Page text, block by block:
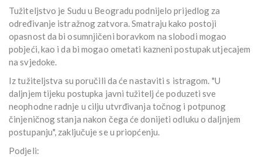
Tužiteljstvo je Sudu u Beogradu podnijelo prijedlog za
određivanje istražnog zatvora. Smatraju kako postoji
opasnost da bi osumnjičeni boravkom na slobodi mogao
pobjeći, kao i da bi mogao ometati kazneni postupak utjecajem
na svjedoke.
Iz tužiteljstva su poručili da će nastaviti s istragom. "U
daljnjem tijeku postupka javni tužitelj će poduzeti sve
neophodne radnje u cilju utvrđivanja točnog i potpunog
činjeničnog stanja nakon čega će donijeti odluku o daljnjem
postupanju", zaključuje se u priopćenju.
Podjeli: